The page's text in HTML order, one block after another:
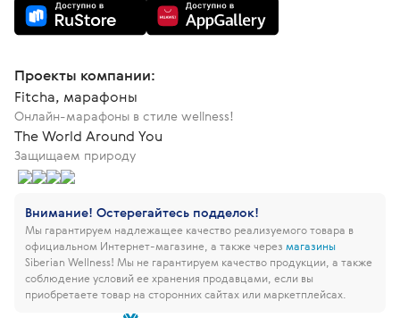
Проекты компании:
Fitcha, марафоны
Онлайн-марафоны в стиле wellness!
The World Around You
Защищаем природу
Внимание! Остерегайтесь подделок!
Мы гарантируем надлежащее качество реализуемого товара в
официальном Интернет-магазине, а также через магазины
Siberian Wellness! Мы не гарантируем качество продукции, а также
соблюдение условий ее хранения продавцами, если вы
приобретаете товар на сторонних сайтах или маркетплейсах.